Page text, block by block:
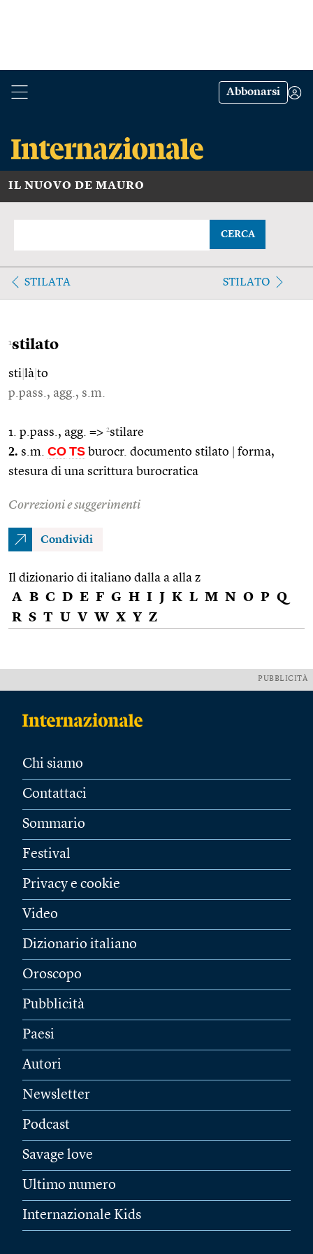
Abbonarsi
IL NUOVO DE MAURO
CERCA
STILATA STILATO
1stilato
sti là to
p.pass., agg., s.m.
1. p.pass., agg. => 2stilare
2. s.m. CO TS burocr. documento stilato
forma,
stesura di una scrittura burocratica
Correzioni e suggerimenti
Condividi
Il dizionario di italiano dalla a alla z
A B C D E F G H I J K L M N O P Q
R S T U V W X Y Z
PUBBLICITÀ
Chi siamo
Contattaci
Sommario
Festival
Privacy e cookie
Video
Dizionario italiano
Oroscopo
Pubblicità
Paesi
Autori
Newsletter
Podcast
Savage love
Ultimo numero
Internazionale Kids